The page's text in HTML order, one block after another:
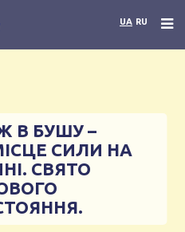
UA RU
В БУШУ –
СИЛИ НА
СВЯТО